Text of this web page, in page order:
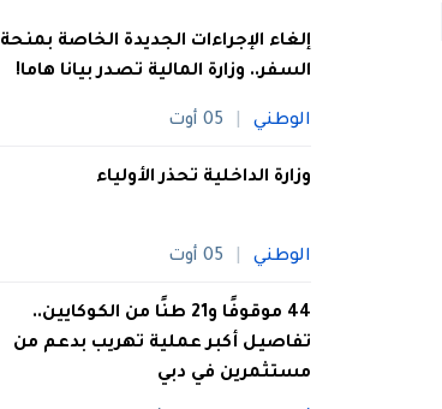
إلغاء الإجراءات الجديدة الخاصة بمنحة
السفر.. وزارة المالية تصدر بيانا هاما!
الوطني 05 أوت
وزارة الداخلية تحذر الأولياء
الوطني 05 أوت
44 موقوفًا و21 طنًا من الكوكايين..
تفاصيل أكبر عملية تهريب بدعم من
مستثمرين في دبي